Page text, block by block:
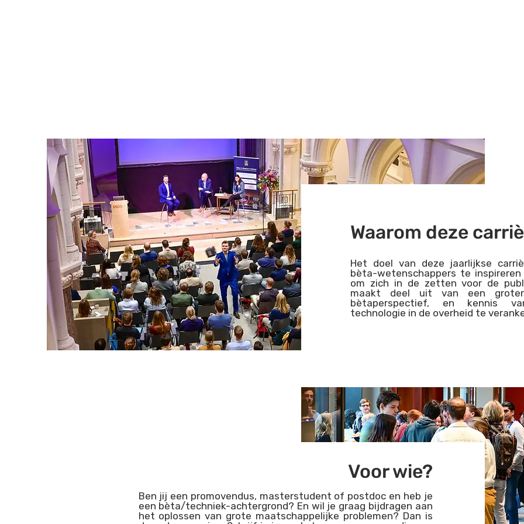
Waarom deze
Het doel van deze jaarlijkse
bèta-wetenschappers te
om zich in de zetten voor de
maakt deel uit van een
bètaperspectief, en kennis
technologie in de overheid te
Voor wie?
Ben jij een promovendus, masterstudent of postdoc en heb je
een bèta/techniek-achtergrond? En wil je graag bijdragen aan
het oplossen van grote maatschappelijke problemen? Dan is